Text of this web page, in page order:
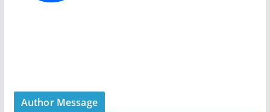
Author Message